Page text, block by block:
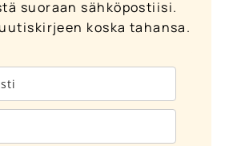
suoraan sähköpostiisi.
koska tahansa.